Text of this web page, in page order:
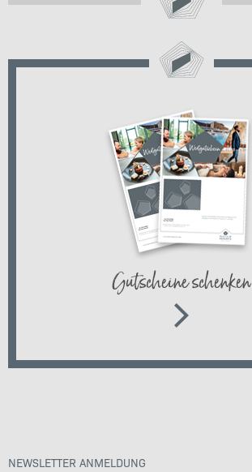
Gutscheine schenken
NEWSLETTER ANMELDUNG